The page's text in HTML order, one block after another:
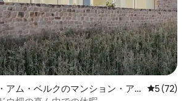
アム・ベルクのマンション・ア
レビュー
5 (72)